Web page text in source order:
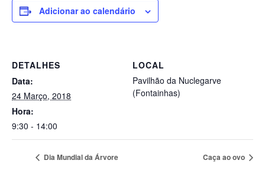
Adicionar ao calendário
DETALHES
Data:
24 Março, 2018
Hora:
9:30 - 14:00
LOCAL
Pavilhão da Nuclegarve
(Fontainhas)
Dia Mundial da Árvore Caça ao ovo